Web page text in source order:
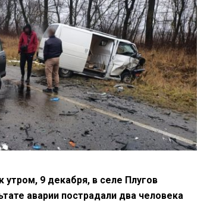
9 декабря, в селе Плугов
аварии пострадали два человека